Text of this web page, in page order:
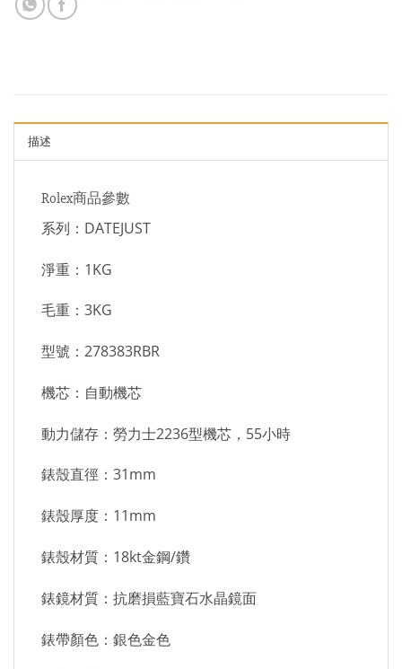
描述
Rolex商品參數
系列：DATEJUST
淨重：1KG
毛重：3KG
型號：278383RBR
機芯：自動機芯
動力儲存：勞力士2236型機芯，55小時
錶殼直徑：31mm
錶殼厚度：11mm
錶殼材質：18kt金鋼/鑽
錶鏡材質：抗磨損藍寶石水晶鏡面
錶帶顏色：銀色金色